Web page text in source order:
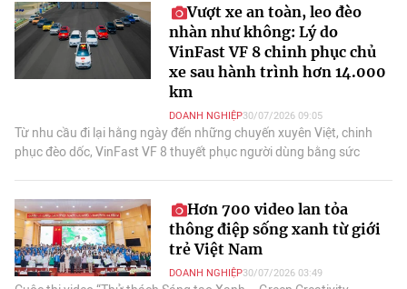
Vượt xe an toàn, leo đèo
nhàn như không: Lý do
VinFast VF 8 chinh phục chủ
xe sau hành trình hơn 14.000
km
DOANH NGHIỆP30/07/2026 09:05
Từ nhu cầu đi lại hằng ngày đến những chuyến xuyên Việt, chinh
phục đèo dốc, VinFast VF 8 thuyết phục người dùng bằng sức
Hơn 700 video lan tỏa
thông điệp sống xanh từ giới
trẻ Việt Nam
DOANH NGHIỆP30/07/2026 03:49